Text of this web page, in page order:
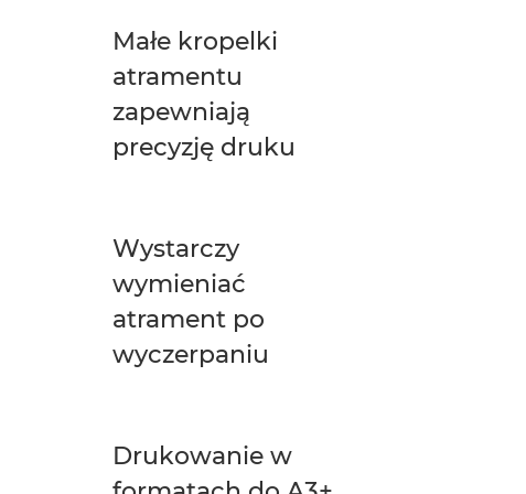
Małe kropelki
atramentu
zapewniają
precyzję druku
Wystarczy
wymieniać
atrament po
wyczerpaniu
Drukowanie w